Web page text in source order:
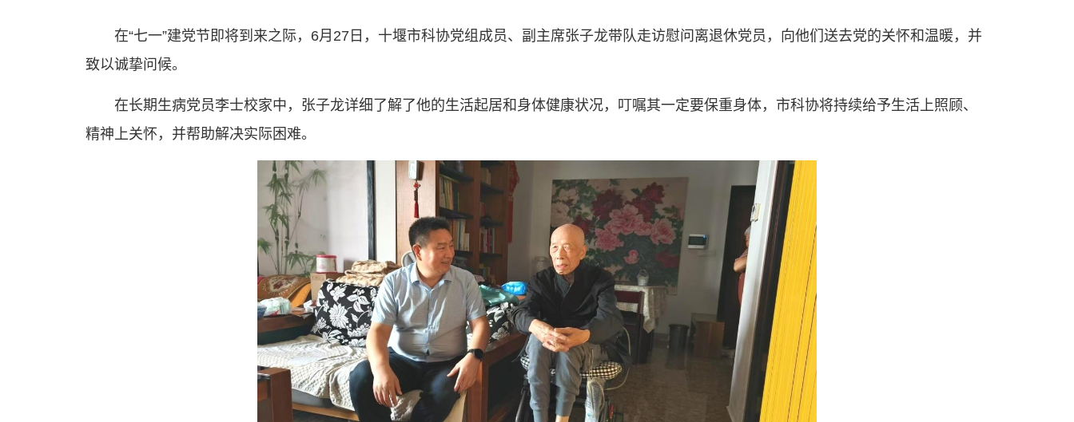
结引领广大科技工作者积极进军科技创新，组织开展
——习近平 2016.5.30
和纽带的职责，坚持为科技工作者服务、为创新驱动
发展服务、为提高全民科学素质服务、为党和政府科
学决策服务，更广泛地把广大科技工作者团结在党的
周围，弘扬科学家精神，涵养优良学风。要坚持面向
世界、面向未来，增进对国际科技界的开放、信任、
合作，为全面建设社会主义现代化国家、推动构建人
类命运共同体作出更大贡献。
——习近平 2021.5.28
在“七一”建党节即将到来之际，6月27日，十堰市科协党组成员、副主席张子龙带队走访慰问离退休党员，向他们送去党的关怀和温暖，并
致以诚挚问候。
在长期生病党员李士校家中，张子龙详细了解了他的生活起居和身体健康状况，叮嘱其一定要保重身体，市科协将持续给予生活上照顾、
精神上关怀，并帮助解决实际困难。